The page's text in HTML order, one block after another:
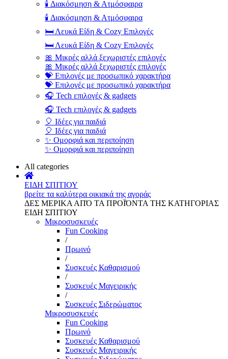
🕯️ Διακόσμηση & Ατμόσφαιρα
🕯️ Διακόσμηση & Ατμόσφαιρα
🛏️ Λευκά Είδη & Cozy Επιλογές
🛏️ Λευκά Είδη & Cozy Επιλογές
🎀 Μικρές αλλά ξεχωριστές επιλογές
🎀 Μικρές αλλά ξεχωριστές επιλογές
💝 Επιλογές με προσωπικό χαρακτήρα
💝 Επιλογές με προσωπικό χαρακτήρα
🎧 Tech επιλογές & gadgets
🎧 Tech επιλογές & gadgets
🎈 Ιδέες για παιδιά
🎈 Ιδέες για παιδιά
✨ Ομορφιά και περιποίηση
✨ Ομορφιά και περιποίηση
All categories
ΕΙΔΗ ΣΠΙΤΙΟΥ
βρείτε τα καλύτερα οικιακά της αγοράς
ΔΕΣ ΜΕΡΙΚΑ ΑΠΌ ΤΑ ΠΡΟΪΌΝΤΑ ΤΗΣ ΚΑΤΗΓΟΡΙΑΣ
ΕΙΔΗ ΣΠΙΤΙΟΥ
Μικροσυσκευές
Fun Cooking
/
Πρωινό
/
Συσκευές Καθαρισμού
/
Συσκευές Μαγειρικής
/
Συσκευές Σιδερώματος
Μικροσυσκευές
Fun Cooking
Πρωινό
Συσκευές Καθαρισμού
Συσκευές Μαγειρικής